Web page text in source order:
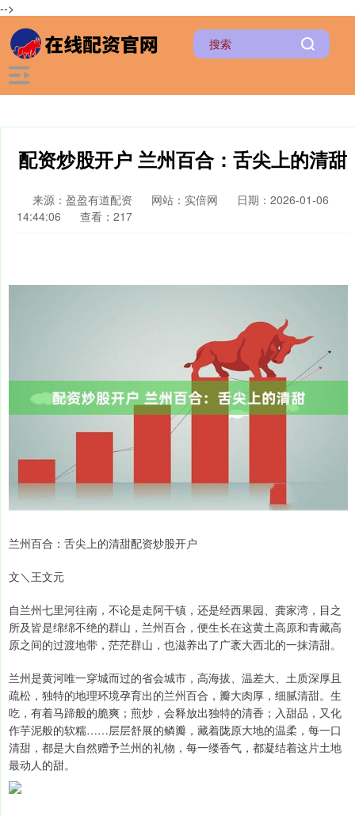
-->
配资炒股开户 兰州百合：舌尖上的清甜
来源：盈盈有道配资 网站：实倍网
日期：2026-01-06
14:44:06
查看：217
兰州百合：舌尖上的清甜配资炒股开户
文＼王文元
自兰州七里河往南，不论是走阿干镇，还是经西果园、龚家湾，目之
所及皆是绵绵不绝的群山，兰州百合，便生长在这黄土高原和青藏高
原之间的过渡地带，茫茫群山，也滋养出了广袤大西北的一抹清甜。
兰州是黄河唯一穿城而过的省会城市，高海拔、温差大、土质深厚且
疏松，独特的地理环境孕育出的兰州百合，瓣大肉厚，细腻清甜。生
吃，有着马蹄般的脆爽；煎炒，会释放出独特的清香；入甜品，又化
作芋泥般的软糯……层层舒展的鳞瓣，藏着陇原大地的温柔，每一口
清甜，都是大自然赠予兰州的礼物，每一缕香气，都凝结着这片土地
最动人的甜。